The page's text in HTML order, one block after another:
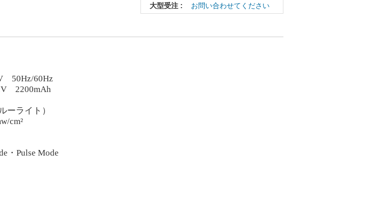
大型受注 : お問い合わせてください
50Hz/60Hz
2200mAh
ーライト）
cm²
・Pulse Mode